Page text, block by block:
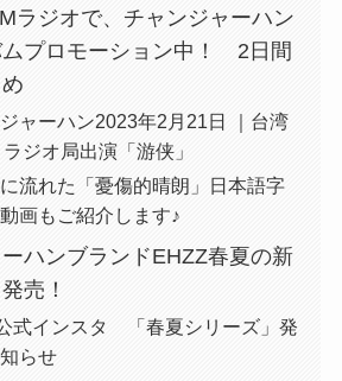
ラジオで、チャンジャーハン
ムプロモーション中！ 2日間
ャーハン2023年2月21日 ｜台湾
ジオ局出演「游侠」
流れた「憂傷的晴朗」日本語字
画もご紹介します♪
ハンブランドEHZZ春夏の新
売！
式インスタ 「春夏シリーズ」発
らせ